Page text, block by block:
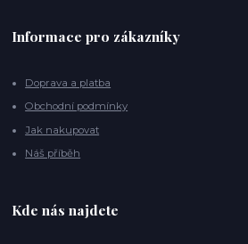
Informace pro zákazníky
Doprava a platba
Obchodní podmínky
Jak nakupovat
Náš příběh
Kde nás najdete